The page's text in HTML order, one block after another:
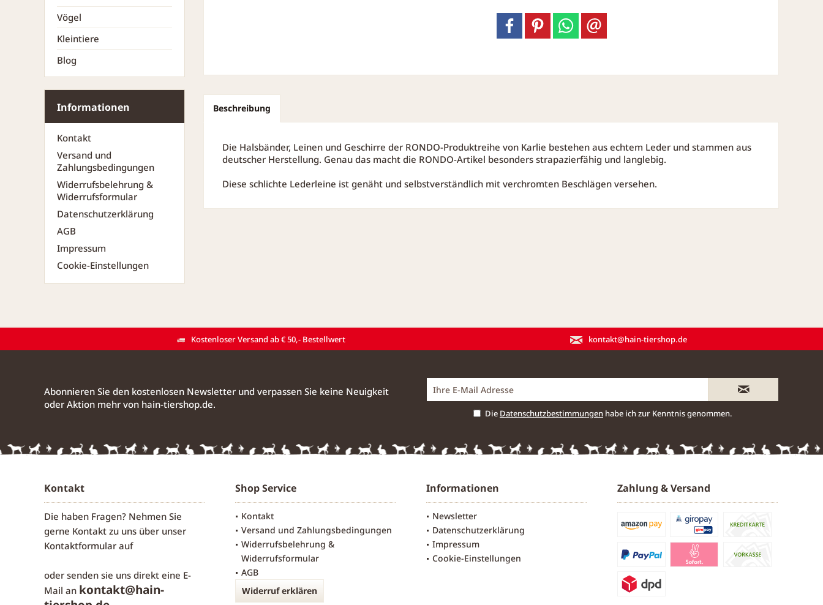
Vögel
Kleintiere
Blog
Informationen
Kontakt
Versand und
Zahlungsbedingungen
Widerrufsbelehrung &
Widerrufsformular
Datenschutzerklärung
AGB
Impressum
Cookie-Einstellungen
Beschreibung
Die Halsbänder, Leinen und Geschirre der RONDO-Produktreihe von Karlie bestehen aus echtem Leder und stammen aus
deutscher Herstellung. Genau das macht die RONDO-Artikel besonders strapazierfähig und langlebig.
Diese schlichte Lederleine ist genäht und selbstverständlich mit verchromten Beschlägen versehen.
Kostenloser Versand ab € 50,- Bestellwert kontakt@hain-tiershop.de
Abonnieren Sie den kostenlosen Newsletter und verpassen Sie keine Neuigkeit
oder Aktion mehr von hain-tiershop.de.
Die Datenschutzbestimmungen habe ich zur Kenntnis genommen.
Kontakt
Die haben Fragen? Nehmen Sie
gerne Kontakt zu uns über unser
Kontaktformular auf
oder senden sie uns direkt eine E-
Mail an kontakt@hain-
Shop Service
Kontakt
Versand und Zahlungsbedingungen
Widerrufsbelehrung &
Widerrufsformular
AGB
Widerruf erklären
Informationen
Newsletter
Datenschutzerklärung
Impressum
Cookie-Einstellungen
Zahlung & Versand